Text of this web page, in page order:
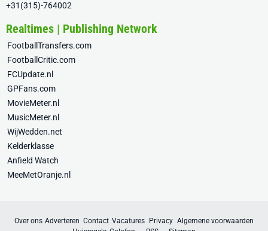
+31(315)-764002
Realtimes | Publishing Network
FootballTransfers.com
FootballCritic.com
FCUpdate.nl
GPFans.com
MovieMeter.nl
MusicMeter.nl
WijWedden.net
Kelderklasse
Anfield Watch
MeeMetOranje.nl
Over ons Adverteren Contact Vacatures Privacy Algemene voorwaarden